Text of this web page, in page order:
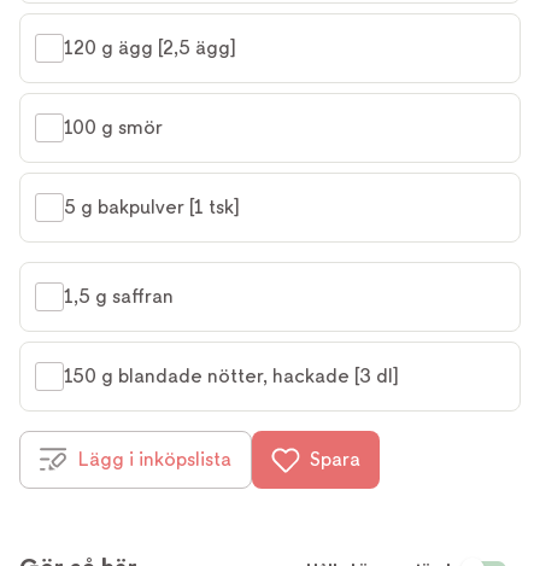
120 g ägg [2,5 ägg]
100 g smör
5 g bakpulver [1 tsk]
1,5 g saffran
150 g blandade nötter, hackade [3 dl]
Lägg i inköpslista Spara